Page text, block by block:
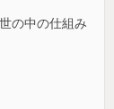
の中の仕組み